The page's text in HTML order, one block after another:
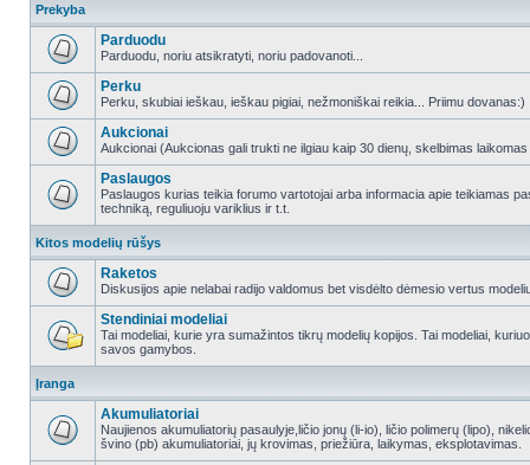
Prekyba
Parduodu
Parduodu, noriu atsikratyti, noriu padovanoti...
Perku
Perku, skubiai ieškau, ieškau pigiai, nežmoniškai reikia... Priimu dovanas:)
Aukcionai
Aukcionai (Aukcionas gali trukti ne ilgiau kaip 30 dienų, skelbimas
Paslaugos
Paslaugos kurias teikia forumo vartotojai arba informacia apie teikiamas
techniką, reguliuoju variklius ir t.t.
Kitos modelių rūšys
Raketos
Diskusijos apie nelabai radijo valdomus bet visdėlto dėmesio vertus
Stendiniai modeliai
Tai modeliai, kurie yra sumažintos tikrų modelių kopijos. Tai modeliai,
savos gamybos.
Įranga
Akumuliatoriai
Naujienos akumuliatorių pasaulyje,ličio jonų (li-io), ličio polimerų (lipo),
švino (pb) akumuliatoriai, jų krovimas, priežiūra, laikymas, eksplotavimas.